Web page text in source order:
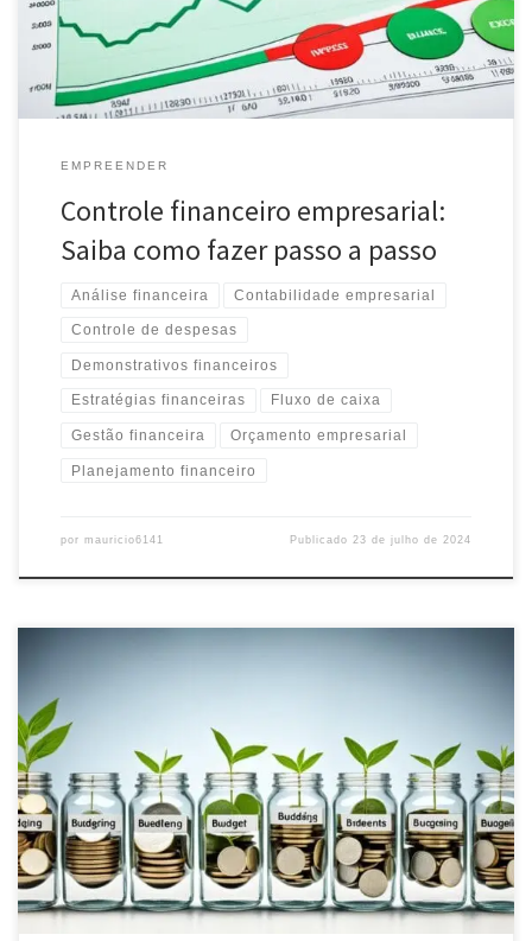
EMPREENDER
Controle financeiro empresarial:
Saiba como fazer passo a passo
Análise financeira Contabilidade empresarial
Controle de despesas
Demonstrativos financeiros
Estratégias financeiras Fluxo de caixa
Gestão financeira Orçamento empresarial
Planejamento financeiro
por mauricio6141 Publicado23 de julho de 2024
Descubra os 6 tipos de orçamento e aprenda a escolher o melhor
para suas finanças pessoais. Controle seus gastos e alcance suas
metas financeiras.